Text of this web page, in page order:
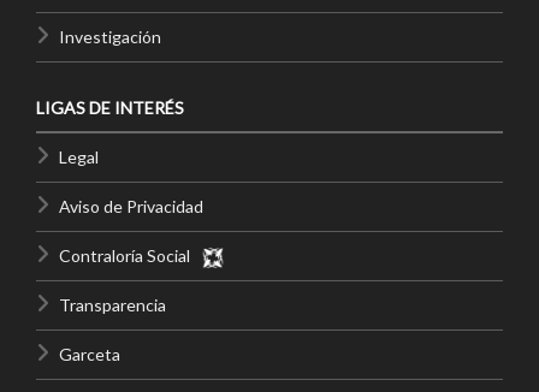
Investigación
LIGAS DE INTERÉS
Legal
Aviso de Privacidad
Contraloría Social
Transparencia
Garceta